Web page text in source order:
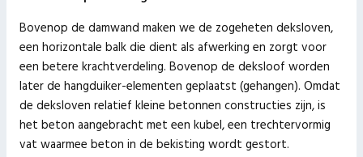
Bovenop de damwand maken we de zogeheten deksloven,
een horizontale balk die dient als afwerking en zorgt voor
een betere krachtverdeling. Bovenop de deksloof worden
later de hangduiker-elementen geplaatst (gehangen). Omdat
de deksloven relatief kleine betonnen constructies zijn, is
het beton aangebracht met een kubel, een trechtervormig
vat waarmee beton in de bekisting wordt gestort.